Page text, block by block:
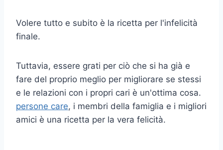
Volere tutto e subito è la ricetta per l'infelicità
finale.
Tuttavia, essere grati per ciò che si ha già e
fare del proprio meglio per migliorare se stessi
e le relazioni con i propri cari è un'ottima cosa.
persone care, i membri della famiglia e i migliori
amici è una ricetta per la vera felicità.